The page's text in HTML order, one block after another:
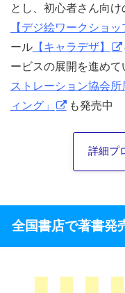
とし、初心者さん向
【デジ絵ワークショッ
ール【キャラデザ】
ービスの展開を進めて
ストレーション協会所
ィング」
も発売中
詳細プ
全国書店で著書発